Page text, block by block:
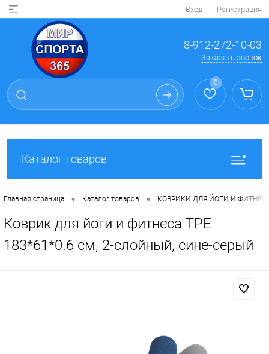
Вход Регистрация
8-912-272-10-03
Заказать звонок
0
Каталог товаров
Главная страница • Каталог товаров • КОВРИКИ ДЛЯ ЙОГИ И
Коврик для йоги и фитнеса TPE
183*61*0.6 см, 2-слойный, сине-серый